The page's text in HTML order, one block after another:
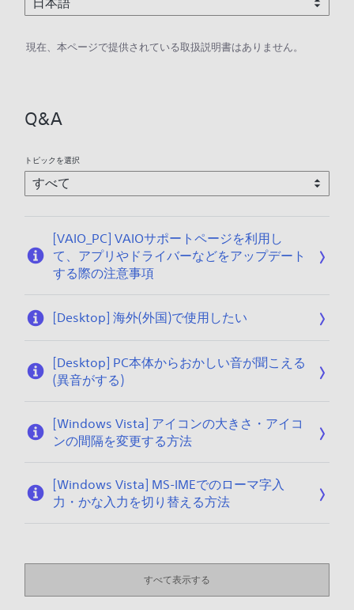
現在、本ページで提供されている取扱説明書はありません。
Q&A
トピックを選択
[VAIO_PC] VAIOサポートページを利用し
て、アプリやドライバーなどをアップデート
する際の注意事項
[Desktop] 海外(外国)で使用したい
[Desktop] PC本体からおかしい音が聞こえる
(異音がする)
[Windows Vista] アイコンの大きさ・アイコ
ンの間隔を変更する方法
[Windows Vista] MS-IMEでのローマ字入
力・かな入力を切り替える方法
すべて表示する